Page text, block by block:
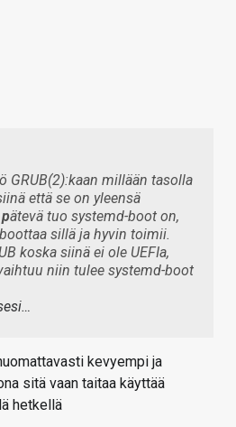
GRUB(2):kaan millään tasolla
että se on yleensä
pätevä tuo systemd-boot on,
sillä ja hyvin toimii.
koska siinä ei ole UEFIa,
niin tulee systemd-boot
kevyempi ja
sitä vaan taitaa käyttää
hetkellä